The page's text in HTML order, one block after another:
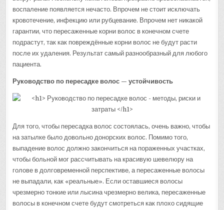
воспаление появляется нечасто. Впрочем не стоит исключать
кровотечение, инфекцию или рубцевание. Впрочем нет никакой
гарантии, что пересаженные корни волос в конечном счете
подрастут, так как повреждённые корни волос не будут расти
после их удаления. Результат самый разнообразный для любого
пациента.
Руководство по пересадке волос — устойчивость
Для того, чтобы пересадка волос состоялась, очень важно, чтобы
на затылке было довольно донорских волос. Помимо того,
выпадение волос должно закончиться на пораженных участках,
чтобы больной мог рассчитывать на красивую шевелюру на
голове в долговременной перспективе, а пересаженные волосы
не выпадали, как «реальные». Если оставшиеся волосы
чрезмерно тонкие или лысина чрезмерно велика, пересаженные
волосы в конечном счете будут смотреться как плохо сидящие